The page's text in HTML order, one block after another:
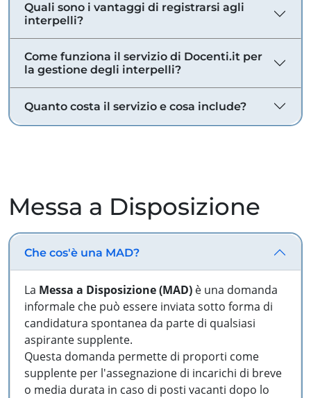
Quali sono i vantaggi di registrarsi agli
interpelli?
Come funziona il servizio di Docenti.it per
la gestione degli interpelli?
Quanto costa il servizio e cosa include?
Messa a Disposizione
Che cos'è una MAD?
La Messa a Disposizione (MAD) è una domanda
informale che può essere inviata sotto forma di
candidatura spontanea da parte di qualsiasi
aspirante supplente.
Questa domanda permette di proporti come
supplente per l'assegnazione di incarichi di breve
o media durata in caso di posti vacanti dopo lo